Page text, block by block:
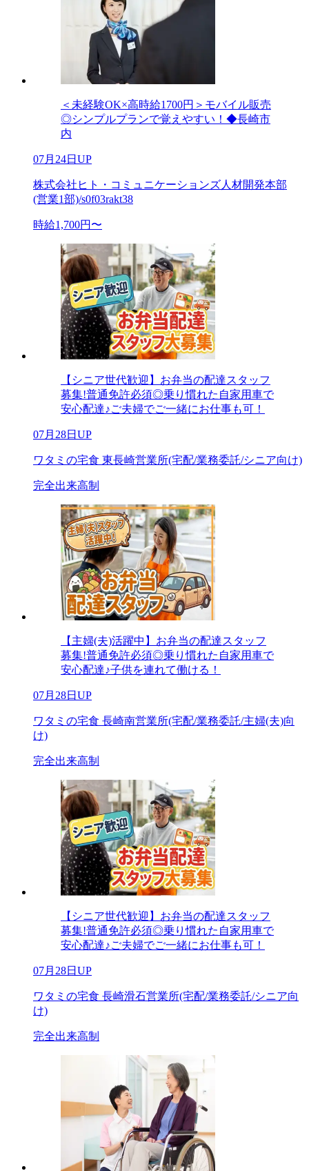
＜未経験OK×高時給1700円＞モバイル販売
◎シンプルプランで覚えやすい！◆長崎市
内
07月24日UP
株式会社ヒト・コミュニケーションズ人材開発本部
(営業1部)/s0f03rakt38
時給1,700円〜
【シニア世代歓迎】お弁当の配達スタッフ
募集!普通免許必須◎乗り慣れた自家用車で
安心配達♪ご夫婦でご一緒にお仕事も可！
07月28日UP
ワタミの宅食 東長崎営業所(宅配/業務委託/シニア向け)
完全出来高制
【主婦(夫)活躍中】お弁当の配達スタッフ
募集!普通免許必須◎乗り慣れた自家用車で
安心配達♪子供を連れて働ける！
07月28日UP
ワタミの宅食 長崎南営業所(宅配/業務委託/主婦(夫)向
け)
完全出来高制
【シニア世代歓迎】お弁当の配達スタッフ
募集!普通免許必須◎乗り慣れた自家用車で
安心配達♪ご夫婦でご一緒にお仕事も可！
07月28日UP
ワタミの宅食 長崎滑石営業所(宅配/業務委託/シニア向
け)
完全出来高制